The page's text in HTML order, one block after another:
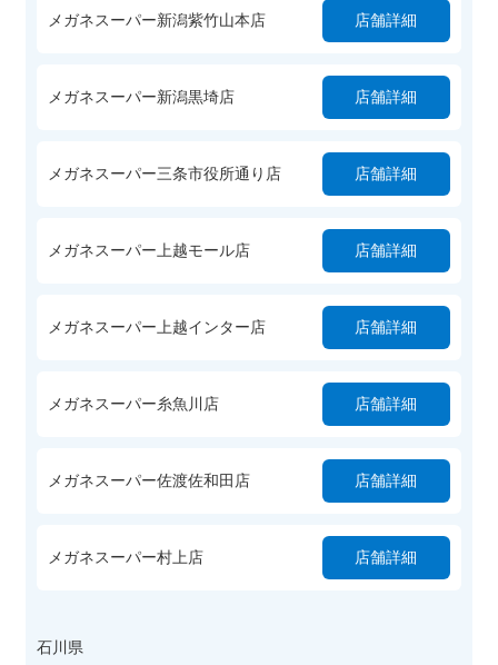
メガネスーパー新潟紫竹山本店 店舗詳細
メガネスーパー新潟黒埼店 店舗詳細
メガネスーパー三条市役所通り店 店舗詳細
メガネスーパー上越モール店 店舗詳細
メガネスーパー上越インター店 店舗詳細
メガネスーパー糸魚川店 店舗詳細
メガネスーパー佐渡佐和田店 店舗詳細
メガネスーパー村上店 店舗詳細
石川県